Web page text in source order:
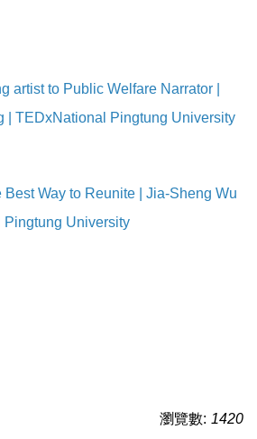
artist to Public Welfare Narrator |
| TEDxNational Pingtung University
Best Way to Reunite | Jia-Sheng Wu
Pingtung University
瀏覽數: 1420